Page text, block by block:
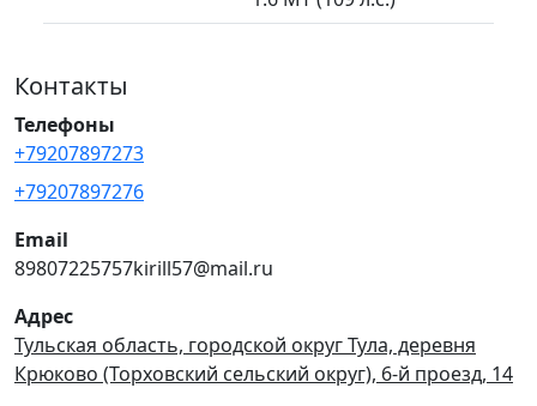
Контакты
Телефоны
+79207897273
+79207897276
Email
89807225757kirill57@mail.ru
Адрес
Тульская область, городской округ Тула, деревня
Крюково (Торховский сельский округ), 6-й проезд, 14